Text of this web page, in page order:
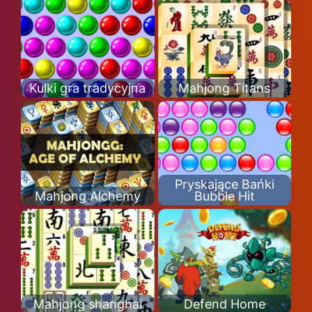
Kulki gra tradycyjna Mahjong Titans
Mahjong Alchemy
Pryskające Bańki
Bubble Hit
Mahjong shanghai Defend Home